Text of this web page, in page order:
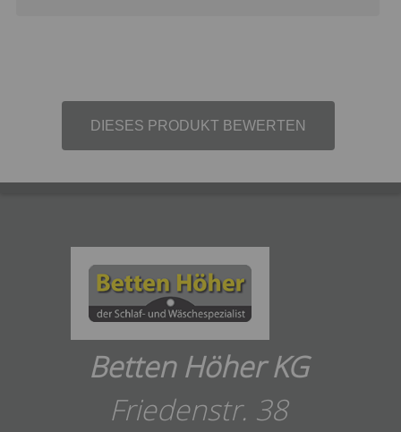
DIESES PRODUKT BEWERTEN
Betten Höher KG
Friedenstr. 38